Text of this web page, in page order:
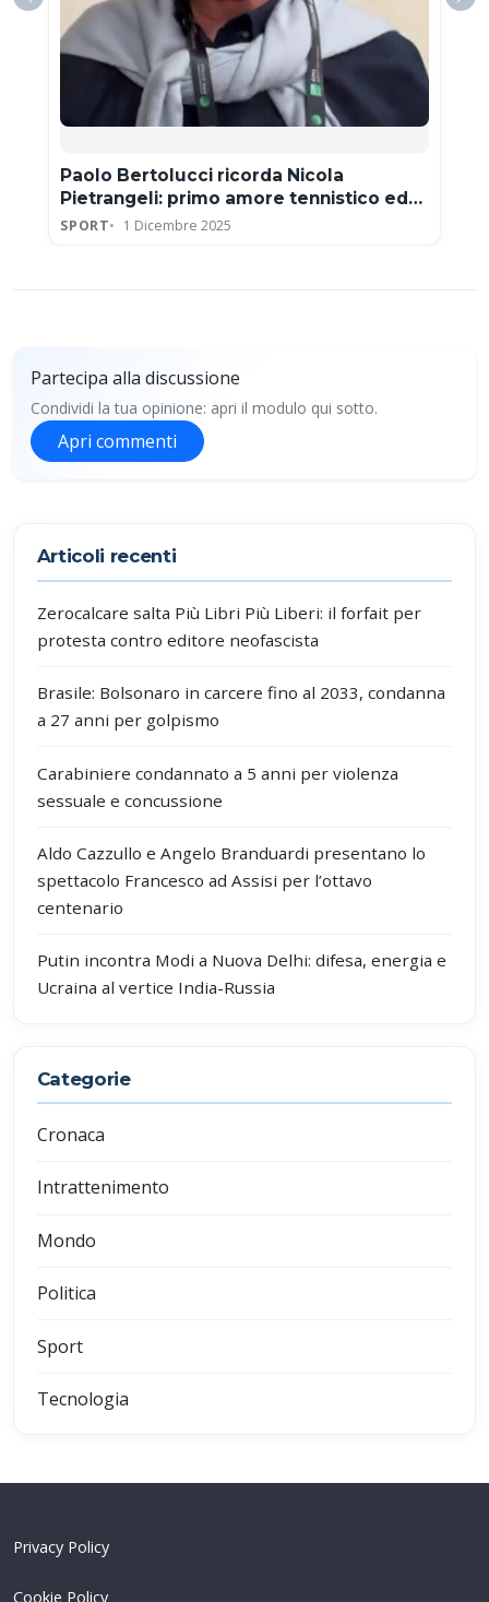
Paolo Bertolucci ricorda Nicola
Pietrangeli: primo amore tennistico ed
eroe della Coppa Davis
SPORT 1 Dicembre 2025
Partecipa alla discussione
Condividi la tua opinione: apri il modulo qui sotto.
Apri commenti
Articoli recenti
Zerocalcare salta Più Libri Più Liberi: il forfait per
protesta contro editore neofascista
Brasile: Bolsonaro in carcere fino al 2033, condanna
a 27 anni per golpismo
Carabiniere condannato a 5 anni per violenza
sessuale e concussione
Aldo Cazzullo e Angelo Branduardi presentano lo
spettacolo Francesco ad Assisi per l’ottavo
centenario
Putin incontra Modi a Nuova Delhi: difesa, energia e
Ucraina al vertice India-Russia
Categorie
Cronaca
Intrattenimento
Mondo
Politica
Sport
Tecnologia
Privacy Policy
Cookie Policy